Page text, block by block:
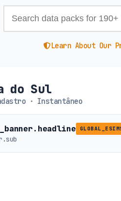
Learn About Our
do Sul
· Instantâneo